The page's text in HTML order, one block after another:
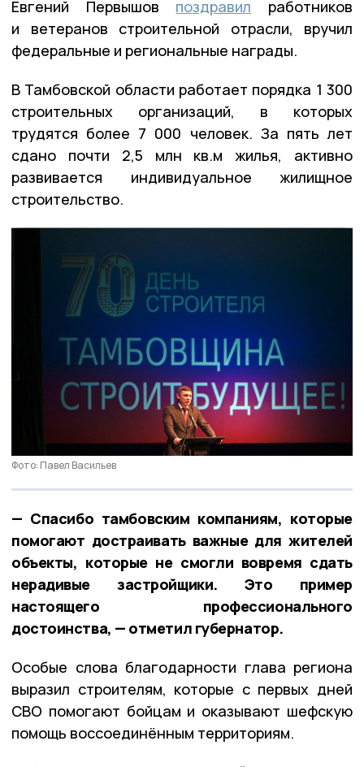
Евгений Первышов поздравил работников
и ветеранов строительной отрасли, вручил
федеральные и региональные награды.
В Тамбовской области работает порядка 1 300
строительных организаций, в которых
трудятся более 7 000 человек. За пять лет
сдано почти 2,5 млн кв.м жилья, активно
развивается индивидуальное жилищное
строительство.
Фото: Павел Васильев
— Спасибо тамбовским компаниям, которые
помогают достраивать важные для жителей
объекты, которые не смогли вовремя сдать
нерадивые застройщики. Это пример
настоящего профессионального
достоинства, — отметил губернатор.
Особые слова благодарности глава региона
выразил строителям, которые с первых дней
СВО помогают бойцам и оказывают шефскую
помощь воссоединённым территориям.